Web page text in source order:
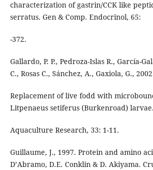
characterization of gastrin/CCK like
serratus. Gen & Comp. Endocrinol, 65:
-372.
Gallardo, P. P., Pedroza-Islas R., García-
C., Rosas C., Sánchez, A., Gaxiola, G.,
Replacement of live fodd with
Litpenaeus setiferus (Burkenroad) larvae.
Aquaculture Research, 33: 1-11.
Guillaume, J., 1997. Protein and amino
D’Abramo, D.E. Conklin & D. Akiyama.